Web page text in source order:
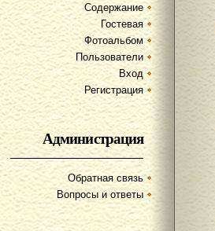
Содержание
Гостевая
Фотоальбом
Пользователи
Вход
Регистрация
Администрация
Обратная связь
Вопросы и ответы